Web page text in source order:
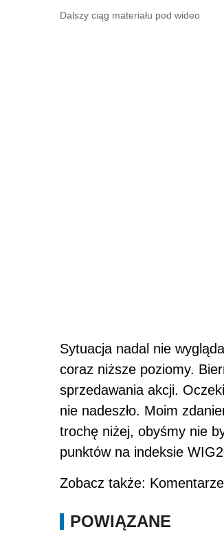
Dalszy ciąg materiału pod wideo
Sytuacja nadal nie
coraz niższe poziomy.
sprzedawania akcji.
nie nadeszło. Moim
trochę niżej, obyśmy nie
punktów na indeksie
Zobacz także:
POWIĄZANE